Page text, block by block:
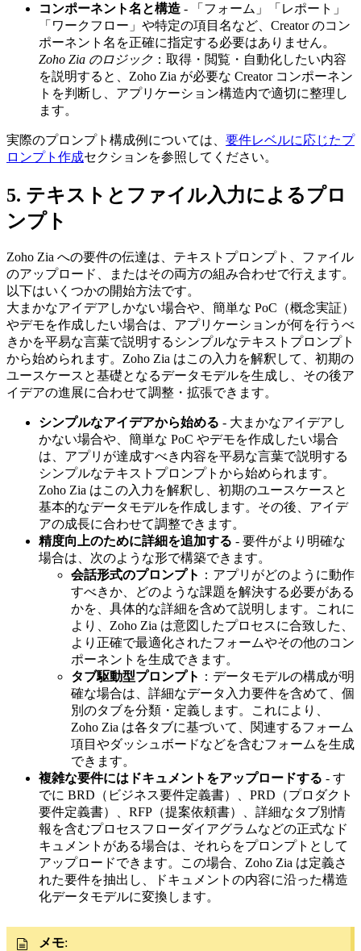
コンポーネント名と構造 - 「フォーム」「レポート」
「ワークフロー」や特定の項目名など、Creator のコン
ポーネント名を正確に指定する必要はありません。
Zoho Zia のロジック ：取得・閲覧・自動化したい内容
を説明すると、Zoho Zia が必要な Creator コンポーネン
トを判断し、アプリケーション構造内で適切に整理し
ます。
実際のプロンプト構成例については、 要件レベルに応じたプ
ロンプト作成セクションを参照してください。
5. テキストとファイル入力によるプロ
ンプト
Zoho Zia への要件の伝達は、テキストプロンプト、ファイル
のアップロード、またはその両方の組み合わせで行えます。
以下はいくつかの開始方法です。
大まかなアイデアしかない場合や、簡単な PoC（概念実証）
やデモを作成したい場合は、アプリケーションが何を行うべ
きかを平易な言葉で説明するシンプルなテキストプロンプト
から始められます。Zoho Zia はこの入力を解釈して、初期の
ユースケースと基礎となるデータモデルを生成し、その後ア
イデアの進展に合わせて調整・拡張できます。
シンプルなアイデアから始める - 大まかなアイデアし
かない場合や、簡単な PoC やデモを作成したい場合
は、アプリが達成すべき内容を平易な言葉で説明する
シンプルなテキストプロンプトから始められます。
Zoho Zia はこの入力を解釈し、初期のユースケースと
基本的なデータモデルを作成します。その後、アイデ
アの成長に合わせて調整できます。
精度向上のために詳細を追加する - 要件がより明確な
場合は、次のような形で構築できます。
会話形式のプロンプト ：アプリがどのように動作
すべきか、どのような課題を解決する必要がある
かを、具体的な詳細を含めて説明します。これに
より、Zoho Zia は意図したプロセスに合致した、
より正確で最適化されたフォームやその他のコン
ポーネントを生成できます。
タブ駆動型プロンプト ：データモデルの構成が明
確な場合は、詳細なデータ入力要件を含めて、個
別のタブを分類・定義します。これにより、
Zoho Zia は各タブに基づいて、関連するフォーム
項目やダッシュボードなどを含むフォームを生成
できます。
複雑な要件にはドキュメントをアップロードする - す
でに BRD（ビジネス要件定義書）、PRD（プロダクト
要件定義書）、RFP（提案依頼書）、詳細なタブ別情
報を含むプロセスフローダイアグラムなどの正式なド
キュメントがある場合は、それらをプロンプトとして
アップロードできます。この場合、Zoho Zia は定義さ
れた要件を抽出し、ドキュメントの内容に沿った構造
化データモデルに変換します。
メモ: